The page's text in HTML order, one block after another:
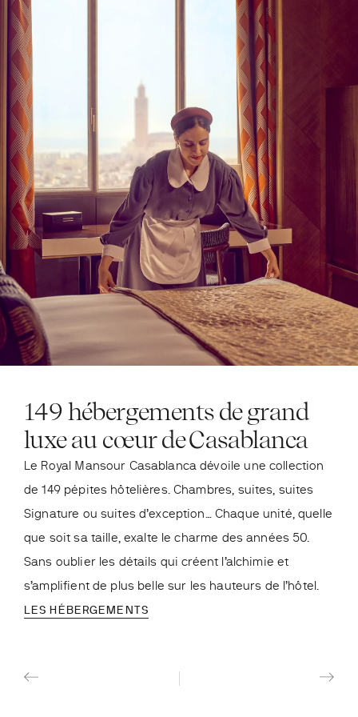
149 hébergements de grand
luxe au cœur de Casablanca
Le Royal Mansour Casablanca dévoile une collection
de 149 pépites hôtelières. Chambres, suites, suites
Signature ou suites d’exception… Chaque unité, quelle
que soit sa taille, exalte le charme des années 50.
Sans oublier les détails qui créent l’alchimie et
s’amplifient de plus belle sur les hauteurs de l’hôtel.
LES HÉBERGEMENTS